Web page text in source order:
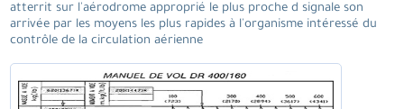
atterrit sur l'aérodrome approprié le plus proche d signale son
arrivée par les moyens les plus rapides à l'organisme intéressé du
contrôle de la circulation aérienne